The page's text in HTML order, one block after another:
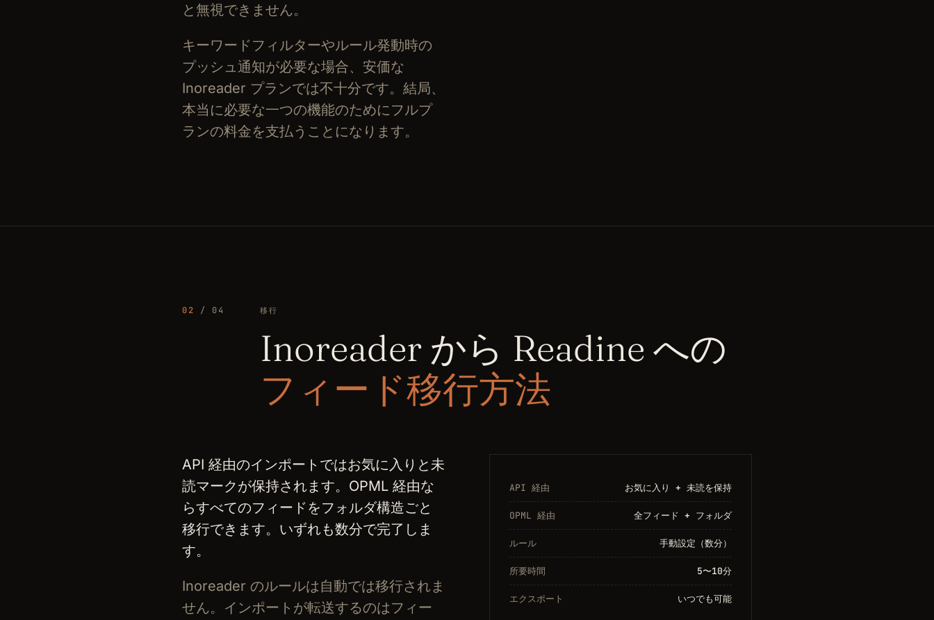
と無視できません。
キーワードフィルターやルール発動時の
プッシュ通知が必要な場合、安価な
Inoreader プランでは不十分です。結局、
本当に必要な一つの機能のためにフルプ
ランの料金を支払うことになります。
02 / 04 移行
Inoreader から Readine への
フィード移行方法
API 経由のインポートではお気に入りと未
読マークが保持されます。OPML 経由な
らすべてのフィードをフォルダ構造ごと
移行できます。いずれも数分で完了しま
す。
Inoreader のルールは自動では移行されま
せん。インポートが転送するのはフィー
API 経由 お気に入り + 未読を保持
OPML 経由 全フィード + フォルダ
ルール 手動設定（数分）
所要時間 5〜10分
エクスポート いつでも可能